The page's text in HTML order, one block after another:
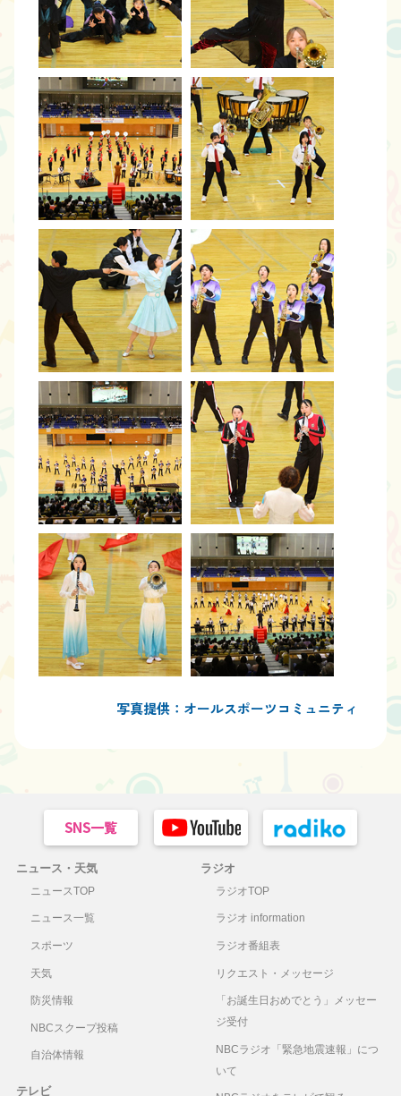
写真提供：オールスポーツコミュニティ
ニュース・天気
ニュースTOP
ニュース一覧
スポーツ
天気
防災情報
NBCスクープ投稿
自治体情報
テレビ
ラジオ
ラジオTOP
ラジオ information
ラジオ番組表
リクエスト・メッセージ
「お誕生日おめでとう」メッセー
ジ受付
NBCラジオ「緊急地震速報」につ
いて